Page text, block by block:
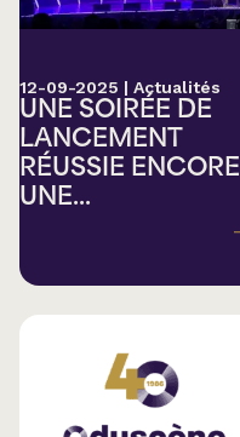
12-09-2025 | Actualités
UNE SOIRÉE DE
LANCEMENT
RÉUSSIE ENCORE
UNE...